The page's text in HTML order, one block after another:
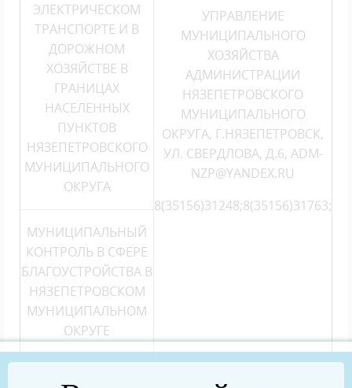
ЭЛЕКТРИЧЕСКОМ
ТРАНСПОРТЕ И В
ДОРОЖНОМ
ХОЗЯЙСТВЕ В
ГРАНИЦАХ
НАСЕЛЕННЫХ
ПУНКТОВ
НЯЗЕПЕТРОВСКОГО
МУНИЦИПАЛЬНОГО
ОКРУГА
УПРАВЛЕНИЕ
МУНИЦИПАЛЬНОГО
ХОЗЯЙСТВА
АДМИНИСТРАЦИИ
НЯЗЕПЕТРОВСКОГО
МУНИЦИПАЛЬНОГО
ОКРУГА, Г.НЯЗЕПЕТРОВСК,
УЛ. СВЕРДЛОВА, Д.6, ADM-
NZP@YANDEX.RU
8(35156)31248;8(35156)31763;
МУНИЦИПАЛЬНЫЙ
КОНТРОЛЬ В СФЕРЕ
БЛАГОУСТРОЙСТВА В
НЯЗЕПЕТРОВСКОМ
МУНИЦИПАЛЬНОМ
ОКРУГЕ